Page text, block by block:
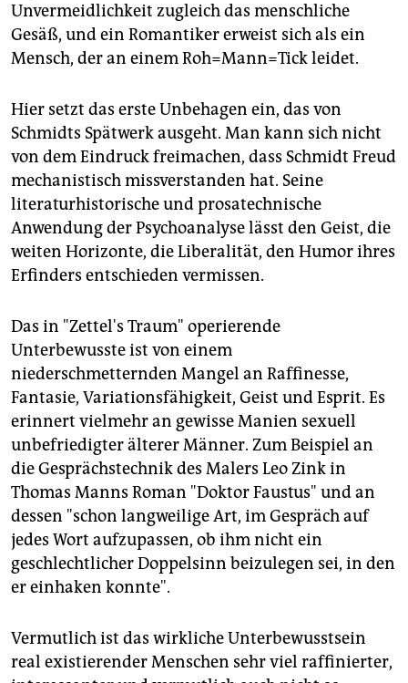
Unvermeidlichkeit zugleich das menschliche
Gesäß, und ein Romantiker erweist sich als ein
Mensch, der an einem Roh=Mann=Tick leidet.
Hier setzt das erste Unbehagen ein, das von
Schmidts Spätwerk ausgeht. Man kann sich nicht
von dem Eindruck freimachen, dass Schmidt Freud
mechanistisch missverstanden hat. Seine
literaturhistorische und prosatechnische
Anwendung der Psychoanalyse lässt den Geist, die
weiten Horizonte, die Liberalität, den Humor ihres
Erfinders entschieden vermissen.
Das in "Zettel's Traum" operierende
Unterbewusste ist von einem
niederschmetternden Mangel an Raffinesse,
Fantasie, Variationsfähigkeit, Geist und Esprit. Es
erinnert vielmehr an gewisse Manien sexuell
unbefriedigter älterer Männer. Zum Beispiel an
die Gesprächstechnik des Malers Leo Zink in
Thomas Manns Roman "Doktor Faustus" und an
dessen "schon langweilige Art, im Gespräch auf
jedes Wort aufzupassen, ob ihm nicht ein
geschlechtlicher Doppelsinn beizulegen sei, in den
er einhaken konnte".
Vermutlich ist das wirkliche Unterbewusstsein
real existierender Menschen sehr viel raffinierter,